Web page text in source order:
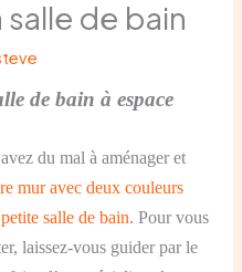
de bain
de bain à espace
du mal à aménager et
mur avec deux couleurs
salle de bain. Pour vous
laissez-vous guider par le